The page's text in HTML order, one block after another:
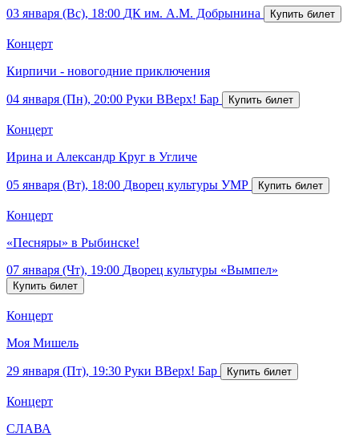
03 января (Вс), 18:00 ДК им. А.М. Добрынина
Концерт
Кирпичи - новогодние приключения
04 января (Пн), 20:00 Руки ВВерх! Бар
Концерт
Ирина и Александр Круг в Угличе
05 января (Вт), 18:00 Дворец культуры УМР
Концерт
«Песняры» в Рыбинске!
07 января (Чт), 19:00 Дворец культуры «Вымпел»
Концерт
Моя Мишель
29 января (Пт), 19:30 Руки ВВерх! Бар
Концерт
СЛАВА